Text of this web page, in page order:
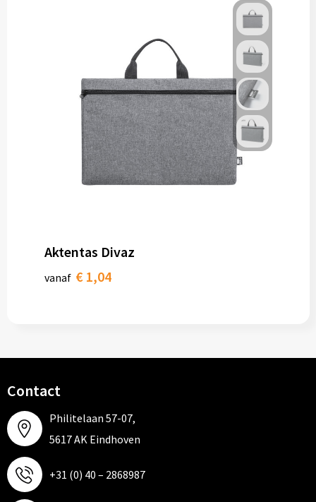
Aktentas Divaz
vanaf € 1,04
Contact
Philitelaan 57-07,
5617 AK Eindhoven
+31 (0) 40 – 2868987